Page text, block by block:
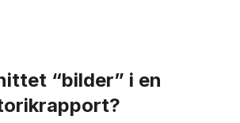
“bilder” i en